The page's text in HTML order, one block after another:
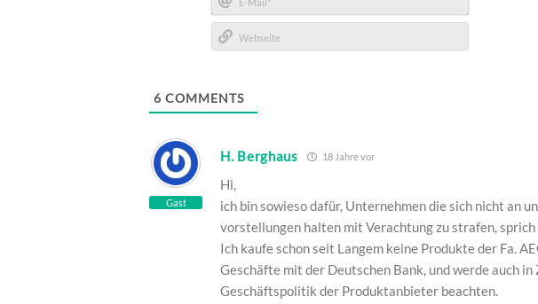
E-
Mail*
6 COMMENTS
Gast
H. Berghaus 18 Jahre vor
Hi,
ich bin sowieso dafür, Unternehmen die sich nicht an
vorstellungen halten mit Verachtung zu strafen,
Ich kaufe schon seit Langem keine Produkte der Fa.
Geschäfte mit der Deutschen Bank, und werde auch
Geschäftspolitik der Produktanbieter beachten.